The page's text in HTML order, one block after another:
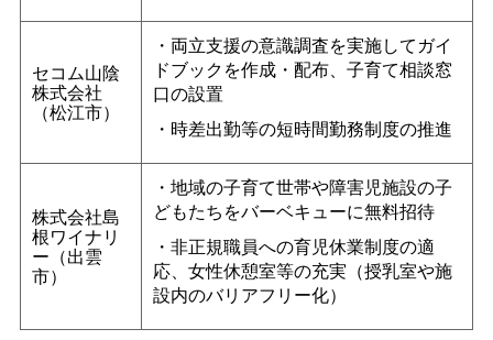
セコム山陰
株式会社
（松江市）
・両立支援の意識調査を実施してガイ
ドブックを作成・配布、子育て相談窓
口の設置
・時差出勤等の短時間勤務制度の推進
株式会社島
根ワイナリ
ー（出雲
市）
・地域の子育て世帯や障害児施設の子
どもたちをバーベキューに無料招待
・非正規職員への育児休業制度の適
応、女性休憩室等の充実（授乳室や施
設内のバリアフリー化）